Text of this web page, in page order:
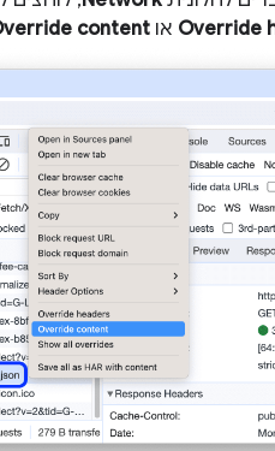
Override או content